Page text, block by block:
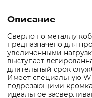
Описание
Сверло по металлу
предназначено для
увеличенными
выступает
длительный срок
Имеет специальную
подрезающими
идеальное